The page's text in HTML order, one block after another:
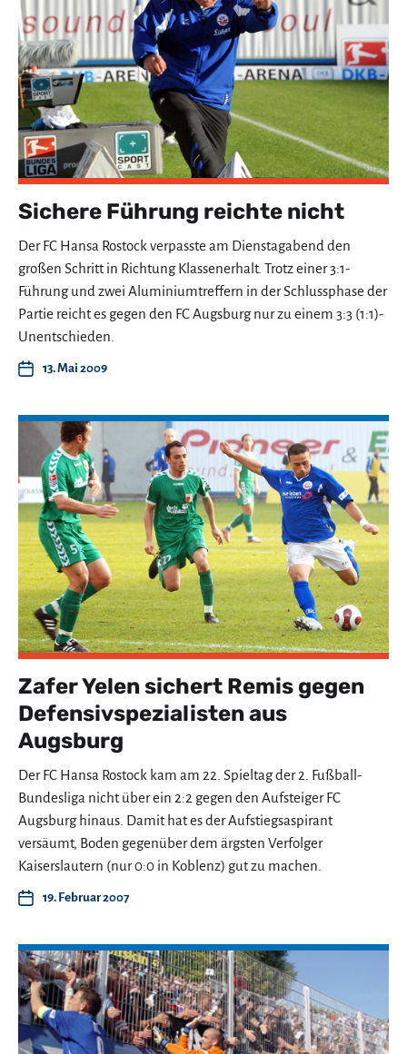
Sichere Führung reichte nicht
Der FC Hansa Rostock verpasste am Dienstagabend den
großen Schritt in Richtung Klassenerhalt. Trotz einer 3:1-
Führung und zwei Aluminiumtreffern in der Schlussphase der
Partie reicht es gegen den FC Augsburg nur zu einem 3:3 (1:1)-
Unentschieden.
13. Mai 2009
Zafer Yelen sichert Remis gegen
Defensivspezialisten aus
Augsburg
Der FC Hansa Rostock kam am 22. Spieltag der 2. Fußball-
Bundesliga nicht über ein 2:2 gegen den Aufsteiger FC
Augsburg hinaus. Damit hat es der Aufstiegsaspirant
versäumt, Boden gegenüber dem ärgsten Verfolger
Kaiserslautern (nur 0:0 in Koblenz) gut zu machen.
19. Februar 2007